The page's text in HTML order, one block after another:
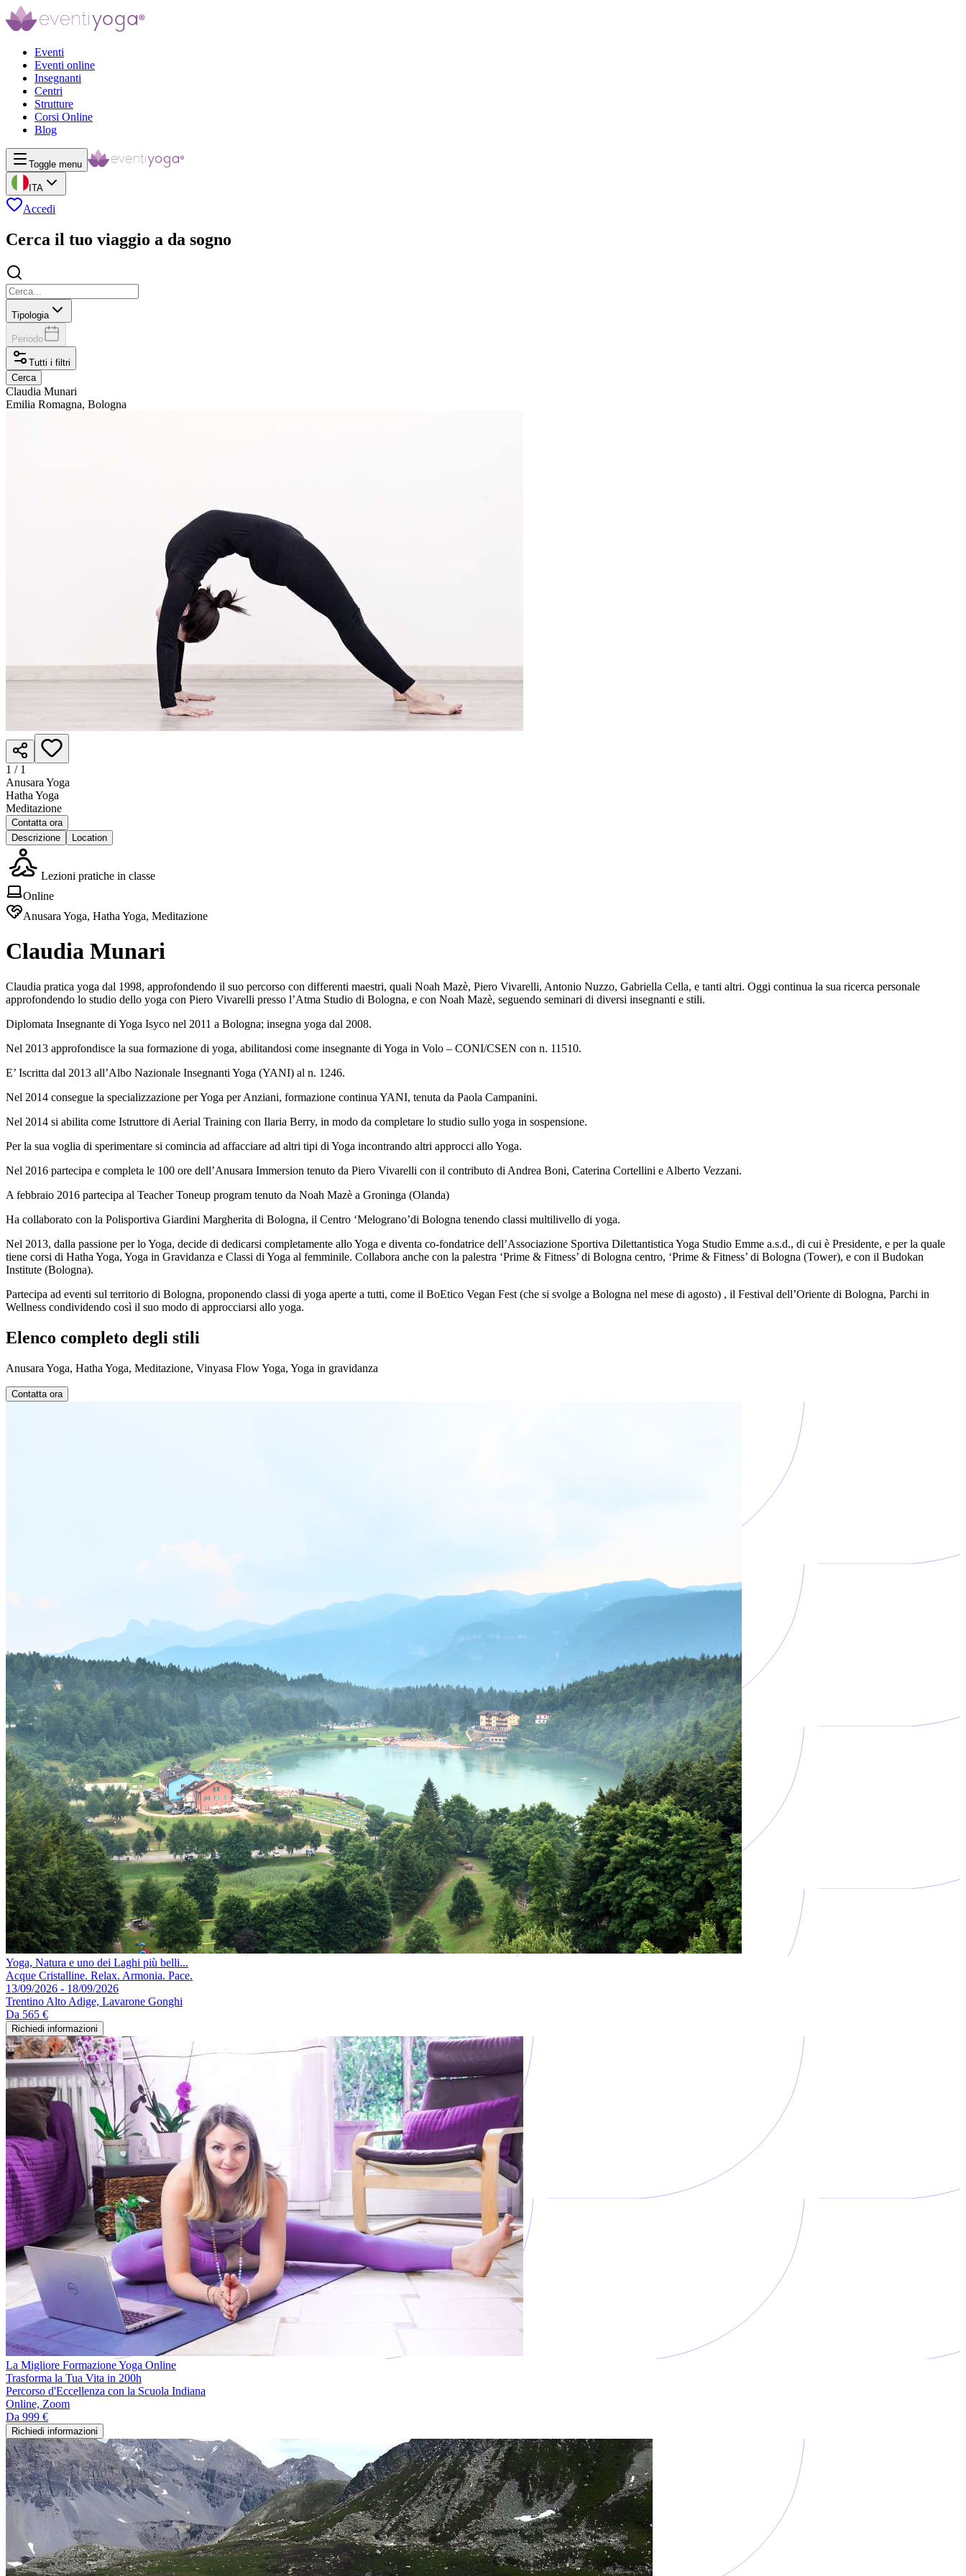
Eventi
Eventi online
Insegnanti
Centri
Strutture
Corsi Online
Blog
Toggle menu
ITA
Accedi
Cerca il tuo viaggio a da sogno
Tipologia
Periodo
Tutti i filtri
Cerca
Claudia Munari
Emilia Romagna, Bologna
1 / 1
Anusara Yoga
Hatha Yoga
Meditazione
Contatta ora
Descrizione
Location
Lezioni pratiche in classe
Online
Anusara Yoga, Hatha Yoga, Meditazione
Claudia Munari
Claudia pratica yoga dal 1998, approfondendo il suo percorso con differenti maestri, quali Noah Mazè, Piero Vivarelli, Antonio Nuzzo, Gabriella Cella, e tanti altri. Oggi continua la sua ricerca personale
approfondendo lo studio dello yoga con Piero Vivarelli presso l’Atma Studio di Bologna, e con Noah Mazè, seguendo seminari di diversi insegnanti e stili.
Diplomata Insegnante di Yoga Isyco nel 2011 a Bologna; insegna yoga dal 2008.
Nel 2013 approfondisce la sua formazione di yoga, abilitandosi come insegnante di Yoga in Volo – CONI/CSEN con n. 11510.
E’ Iscritta dal 2013 all’Albo Nazionale Insegnanti Yoga (YANI) al n. 1246.
Nel 2014 consegue la specializzazione per Yoga per Anziani, formazione continua YANI, tenuta da Paola Campanini.
Nel 2014 si abilita come Istruttore di Aerial Training con Ilaria Berry, in modo da completare lo studio sullo yoga in sospensione.
Per la sua voglia di sperimentare si comincia ad affacciare ad altri tipi di Yoga incontrando altri approcci allo Yoga.
Nel 2016 partecipa e completa le 100 ore dell’Anusara Immersion tenuto da Piero Vivarelli con il contributo di Andrea Boni, Caterina Cortellini e Alberto Vezzani.
A febbraio 2016 partecipa al Teacher Toneup program tenuto da Noah Mazè a Groninga (Olanda)
Ha collaborato con la Polisportiva Giardini Margherita di Bologna, il Centro ‘Melograno’di Bologna tenendo classi multilivello di yoga.
Nel 2013, dalla passione per lo Yoga, decide di dedicarsi completamente allo Yoga e diventa co-fondatrice dell’Associazione Sportiva Dilettantistica Yoga Studio Emme a.s.d., di cui è Presidente, e per la quale
tiene corsi di Hatha Yoga, Yoga in Gravidanza e Classi di Yoga al femminile. Collabora anche con la palestra ‘Prime & Fitness’ di Bologna centro, ‘Prime & Fitness’ di Bologna (Tower), e con il Budokan
Institute (Bologna).
Partecipa ad eventi sul territorio di Bologna, proponendo classi di yoga aperte a tutti, come il BoEtico Vegan Fest (che si svolge a Bologna nel mese di agosto) , il Festival dell’Oriente di Bologna, Parchi in
Wellness condividendo così il suo modo di approcciarsi allo yoga.
Elenco completo degli stili
Anusara Yoga, Hatha Yoga, Meditazione, Vinyasa Flow Yoga, Yoga in gravidanza
Contatta ora
Yoga, Natura e uno dei Laghi più belli...
Acque Cristalline. Relax. Armonia. Pace.
13/09/2026 - 18/09/2026
Trentino Alto Adige, Lavarone Gonghi
Da 565 €
Richiedi informazioni
La Migliore Formazione Yoga Online
Trasforma la Tua Vita in 200h
Percorso d'Eccellenza con la Scuola Indiana
Online, Zoom
Da 999 €
Richiedi informazioni